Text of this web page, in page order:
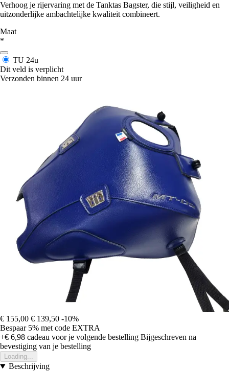
Verhoog je rijervaring met de Tanktas Bagster, die stijl, veiligheid en
uitzonderlijke ambachtelijke kwaliteit combineert.
Maat
*
TU 24u
Dit veld is verplicht
Verzonden binnen 24 uur
€ 155,00 € 139,50 -10%
Bespaar 5% met code EXTRA
+€ 6,98 cadeau voor je volgende bestelling Bijgeschreven na
bevestiging van je bestelling
Loading...
Beschrijving